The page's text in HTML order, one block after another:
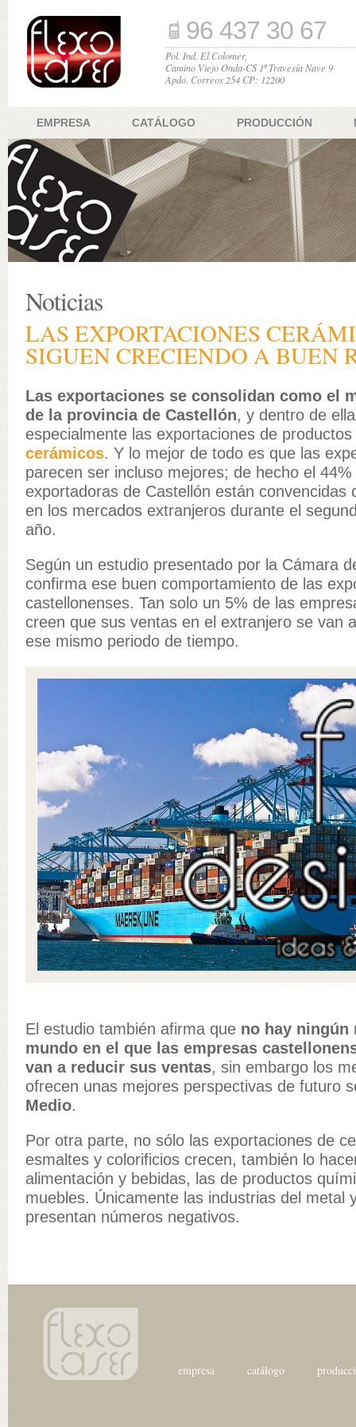
96 437 30 67
Pol. Ind. El Colomer,
Camino Viejo Onda-CS 1ª Travesía Nave 9
Apdo. Correos 254 CP: 12200
EMPRESA CATÁLOGO PRODUCCIÓN
Noticias
LAS EXPORTACIONES
SIGUEN CRECIENDO A BUEN
Las exportaciones se consolidan como el
de la provincia de Castellón, y dentro de
especialmente las exportaciones de
cerámicos. Y lo mejor de todo es que las
parecen ser incluso mejores; de hecho el
exportadoras de Castellón están convencidas
en los mercados extranjeros durante el
año.
Según un estudio presentado por la Cámara
confirma ese buen comportamiento de las
castellonenses. Tan solo un 5% de las
creen que sus ventas en el extranjero se van
ese mismo periodo de tiempo.
El estudio también afirma que no hay ningún
mundo en el que las empresas
van a reducir sus ventas, sin embargo los
ofrecen unas mejores perspectivas de futuro
Medio.
Por otra parte, no sólo las exportaciones de
esmaltes y colorificios crecen, también lo
alimentación y bebidas, las de productos
muebles. Únicamente las industrias del metal
presentan números negativos.
empresa catálogo